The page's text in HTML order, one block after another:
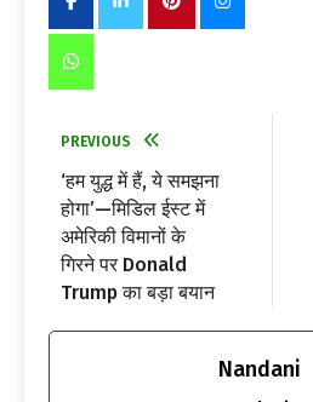
PREVIOUS
‘हम युद्ध में हैं, ये समझना
होगा’—मिडिल ईस्ट में
अमेरिकी विमानों के
गिरने पर Donald
Trump का बड़ा बयान
Nandani